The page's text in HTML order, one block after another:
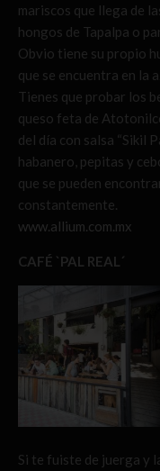
mariscos que llega de
hongos de Tapalpa o
Obvio tiene su propio
que se encuentra en la
Tienes que probar los
queso feta de
del día con salsa “Sikil
habanero, pepitas y
que se pueden
constantemente.
www.allium.com.mx
CAFÉ `PAL REAL´
Si te fuiste de juerga y